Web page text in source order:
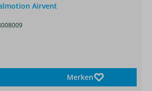
Airvent
Merken